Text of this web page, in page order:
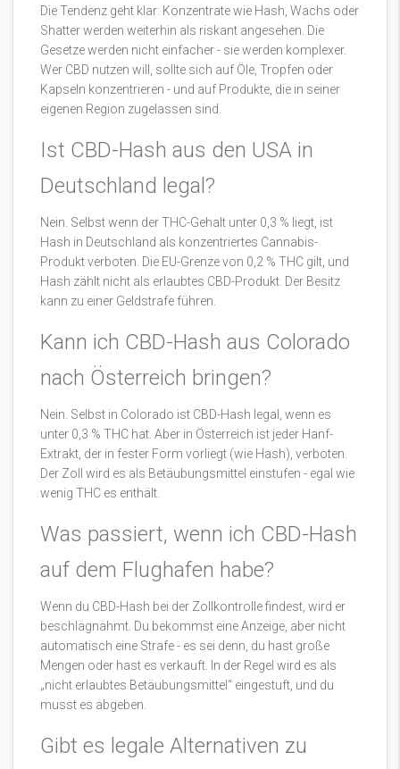
Die Tendenz geht klar: Konzentrate wie Hash, Wachs oder
Shatter werden weiterhin als riskant angesehen. Die
Gesetze werden nicht einfacher - sie werden komplexer.
Wer CBD nutzen will, sollte sich auf Öle, Tropfen oder
Kapseln konzentrieren - und auf Produkte, die in seiner
eigenen Region zugelassen sind.
Ist CBD-Hash aus den USA in
Deutschland legal?
Nein. Selbst wenn der THC-Gehalt unter 0,3 % liegt, ist
Hash in Deutschland als konzentriertes Cannabis-
Produkt verboten. Die EU-Grenze von 0,2 % THC gilt, und
Hash zählt nicht als erlaubtes CBD-Produkt. Der Besitz
kann zu einer Geldstrafe führen.
Kann ich CBD-Hash aus Colorado
nach Österreich bringen?
Nein. Selbst in Colorado ist CBD-Hash legal, wenn es
unter 0,3 % THC hat. Aber in Österreich ist jeder Hanf-
Extrakt, der in fester Form vorliegt (wie Hash), verboten.
Der Zoll wird es als Betäubungsmittel einstufen - egal wie
wenig THC es enthält.
Was passiert, wenn ich CBD-Hash
auf dem Flughafen habe?
Wenn du CBD-Hash bei der Zollkontrolle findest, wird er
beschlagnahmt. Du bekommst eine Anzeige, aber nicht
automatisch eine Strafe - es sei denn, du hast große
Mengen oder hast es verkauft. In der Regel wird es als
„nicht erlaubtes Betäubungsmittel“ eingestuft, und du
musst es abgeben.
Gibt es legale Alternativen zu